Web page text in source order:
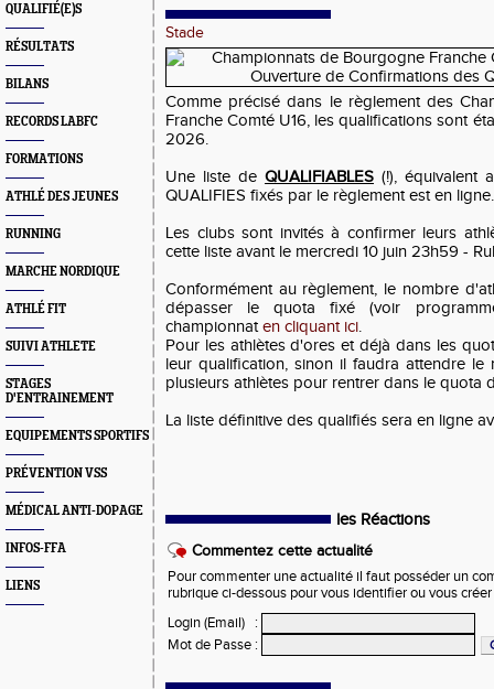
QUALIFIÉ(E)S
RÉSULTATS
BILANS
RECORDS LABFC
FORMATIONS
ATHLÉ DES JEUNES
RUNNING
MARCHE NORDIQUE
ATHLÉ FIT
SUIVI ATHLETE
STAGES
D'ENTRAINEMENT
EQUIPEMENTS SPORTIFS
PRÉVENTION VSS
MÉDICAL ANTI-DOPAGE
INFOS-FFA
LIENS
Stade
Comme précisé dans le règlement des
Franche Comté U16, les qualifications sont
2026.
Une liste de QUALIFIABLES (!), équivalent
QUALIFIES fixés par le règlement est en ligne.
Les clubs sont invités à confirmer leurs
cette liste avant le mercredi 10 juin 23h59 -
Conformément au règlement, le nombre
dépasser le quota fixé (voir
championnaten cliquant ici.
Pour les athlètes d'ores et déjà dans les
leur qualification, sinon il faudra attendre
plusieurs athlètes pour rentrer dans le quota
La liste définitive des qualifiés sera en ligne
les Réactions
Commentez cette actualité
Pour commenter une actualité il faut posséder un
rubrique ci-dessous pour vous identifier ou vous
Login (Email)
:
Mot de Passe :